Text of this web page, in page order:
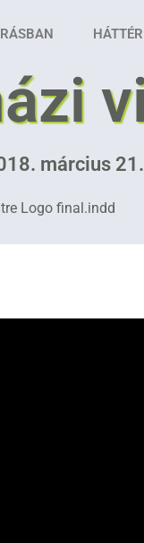
HÁTTÉR
március 21.